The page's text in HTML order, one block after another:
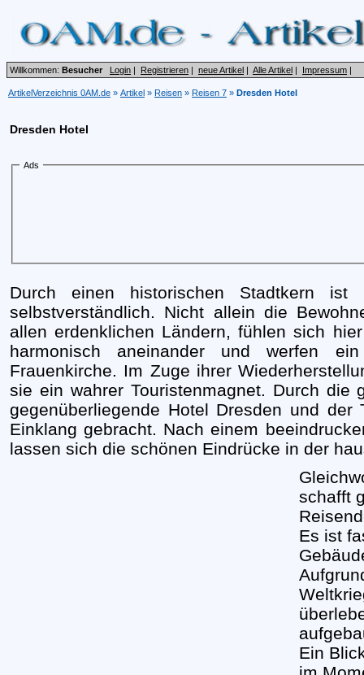
Willkommen: Besucher Login | Registrieren | neue Artikel | Alle Artikel | Impressum |
ArtikelVerzeichnis 0AM.de » Artikel » Reisen » Reisen 7 » Dresden Hotel
Dresden Hotel
Ads
Durch einen historischen Stadtkern
selbstverständlich. Nicht allein die
allen erdenklichen Ländern, fühlen sich
harmonisch aneinander und werfen
Frauenkirche. Im Zuge ihrer
sie ein wahrer Touristenmagnet. Durch die
gegenüberliegende Hotel Dresden und
Einklang gebracht. Nach einem
lassen sich die schönen Eindrücke in der
schafft
Es ist
Ein